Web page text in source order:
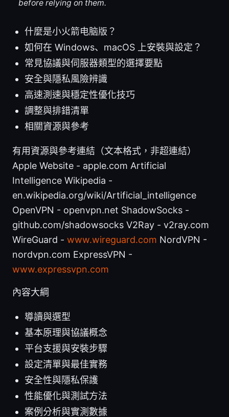
before relying on them.
什麼是小火箭电脑版？
如何在 Windows、macOS 上安裝與設定？
常見協議與伺服器類型的選擇要點
安全與隱私風險辨識
高速測速與穩定性優化技巧
調整與排錯清單
相關資源與參考
有用資源與參考連結（文本格式，非超連結）
Apple Website - apple.com Artificial
Intelligence Wikipedia -
en.wikipedia.org/wiki/Artificial_intelligence
OpenVPN - openvpn.net ShadowSocks -
github.com/shadowsocks V2Ray - v2ray.com
WireGuard - www.wireguard.com NordVPN -
nordvpn.com ExpressVPN -
www.expressvpn.com
內容大綱
導讀與選型
基本原理與協議概念
平台支援與安裝步驟
設定清單與最佳實務
安全性與隱私保護
性能優化與測試方法
案例分析與實測數據